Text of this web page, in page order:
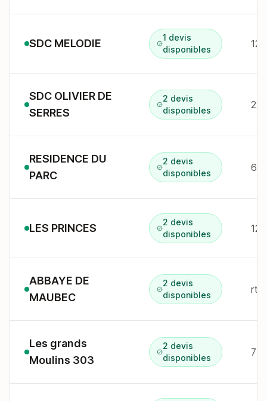
SDC MELODIE
1 devis
disponibles
12
SDC OLIVIER DE
SERRES
2 devis
disponibles
22
RESIDENCE DU
PARC
2 devis
disponibles
6 r
LES PRINCES
2 devis
disponibles
12
ABBAYE DE
MAUBEC
2 devis
disponibles
rte
Les grands
Moulins 303
2 devis
disponibles
7 r